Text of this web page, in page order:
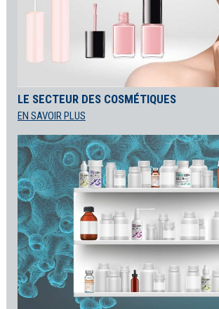
LE SECTEUR DES COSMÉTIQUES
EN SAVOIR PLUS